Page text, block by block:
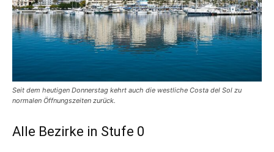
Seit dem heutigen Donnerstag kehrt auch die westliche Costa del Sol zu
normalen Öffnungszeiten zurück.
Alle Bezirke in Stufe 0